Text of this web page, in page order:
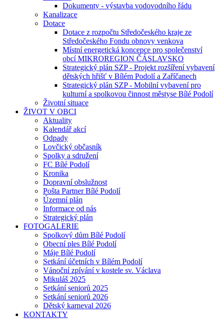
Dokumenty - výstavba vodovodního řádu
Kanalizace
Dotace
Dotace z rozpočtu Středočeského kraje ze
Středočeského Fondu obnovy venkova
Místní energetická koncepce pro společenství
obcí MIKROREGION ČÁSLAVSKO
Strategický plán SZP - Projekt rozšíření vybavení
dětských hřišť v Bílém Podolí a Zaříčanech
Strategický plán SZP - Mobilní vybavení pro
kulturní a spolkovou činnost městyse Bílé Podolí
Životní situace
ŽIVOT V OBCI
Aktuality
Kalendář akcí
Odpady
Lovčický občasník
Spolky a sdružení
FC Bílé Podolí
Kronika
Dopravní obslužnost
Pošta Partner Bílé Podolí
Územní plán
Informace od nás
Strategický plán
FOTOGALERIE
Spolkový dům Bílé Podolí
Obecní ples Bílé Podolí
Máje Bílé Podolí
Setkání účetních v Bílém Podolí
Vánoční zpívání v kostele sv. Václava
Mikuláš 2025
Setkání seniorů 2025
Setkání seniorů 2026
Dětský karneval 2026
KONTAKTY